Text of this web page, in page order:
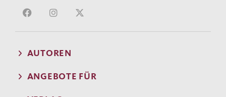
AUTOREN
ANGEBOTE FÜR